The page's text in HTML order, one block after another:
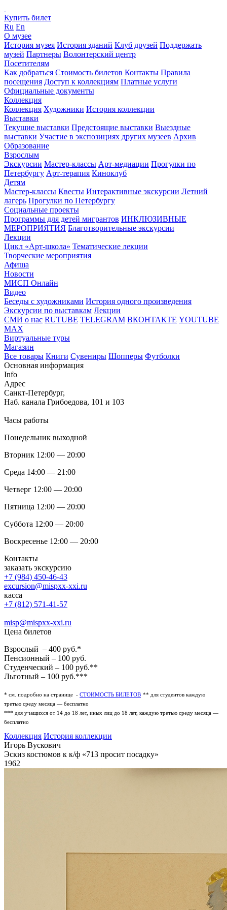
Купить билет
Ru En
О музее
История музея История зданий Клуб друзей Поддержать
музей Партнеры Волонтерский центр
Посетителям
Как добраться Стоимость билетов Контакты Правила
посещения Доступ к коллекциям Платные услуги
Официальные документы
Коллекция
Коллекция Художники История коллекции
Выставки
Текущие выставки Предстоящие выставки Выездные
выставки Участие в экспозициях других музеев Архив
Образование
Взрослым
Экскурсии Мастер-классы Арт-медиации Прогулки по
Петербургу Арт-терапия Киноклуб
Детям
Мастер-классы Квесты Интерактивные экскурсии Летний
лагерь Прогулки по Петербургу
Социальные проекты
Программы для детей мигрантов ИНКЛЮЗИВНЫЕ
МЕРОПРИЯТИЯ Благотворительные экскурсии
Лекции
Цикл «Арт-школа» Тематические лекции
Творческие мероприятия
Афиша
Новости
МИСП Онлайн
Видео
Беседы с художниками История одного произведения
Экскурсии по выставкам Лекции
СМИ о нас RUTUBE TELEGRAM ВКОНТАКТЕ YOUTUBE
MAX
Виртуальные туры
Магазин
Все товары Книги Сувениры Шопперы Футболки
Основная информация
Info
Адрес
Санкт-Петербург,
Наб. канала Грибоедова, 101 и 103
Часы работы
Понедельник выходной
Вторник 12:00 — 20:00
Среда 14:00 — 21:00
Четверг 12:00 — 20:00
Пятница 12:00 — 20:00
Суббота 12:00 — 20:00
Воскресенье 12:00 — 20:00
Контакты
заказать экскурсию
+7 (984) 450-46-43
excursion@mispxx-xxi.ru
касса
+7 (812) 571-41-57
misp@mispxx-xxi.ru
Цена билетов
Взрослый – 400 руб.*
Пенсионный – 100 руб.
Студенческий – 100 руб.**
Льготный – 100 руб.***
* см. подробно на странице - СТОИМОСТЬ БИЛЕТОВ ** для студентов каждую
третью среду месяца — бесплатно
*** для учащихся от 14 до 18 лет, иных лиц до 18 лет, каждую третью среду месяца —
бесплатно
Коллекция История коллекции
Игорь Вускович
Эскиз костюмов к к/ф «713 просит посадку»
1962